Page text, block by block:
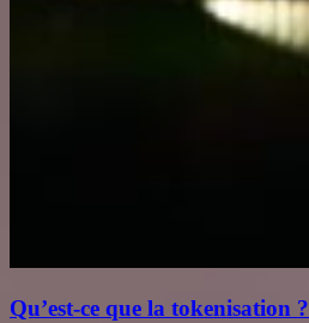
Qu’est‑ce que la tokenisation ?